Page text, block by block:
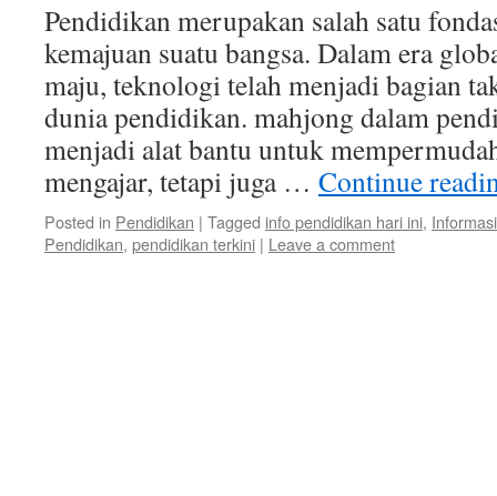
Pendidikan merupakan salah satu
kemajuan suatu bangsa. Dalam era
maju, teknologi telah menjadi bagian
dunia pendidikan. mahjong dalam
menjadi alat bantu untuk
mengajar, tetapi juga … Continue
Posted in Pendidikan | Tagged info pendidikan hari ini,
Pendidikan, pendidikan terkini | Leave a comment